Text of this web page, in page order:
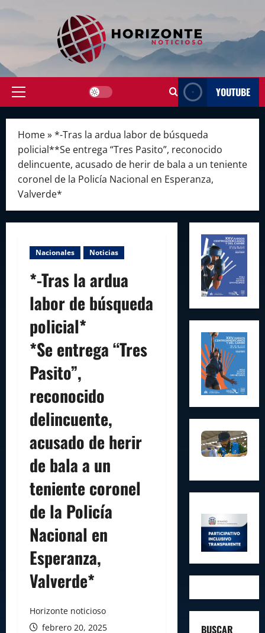
Primary
YOUTUBE
Home»*-Tras la ardua labor de búsqueda
policial**Se entrega “Tres Pasito”, reconocido
delincuente, acusado de herir de bala a un teniente
coronel de la Policía Nacional en Esperanza,
Valverde*
Nacionales Noticias
*-Tras la ardua
labor de búsqueda
policial*
*Se entrega “Tres
Pasito”,
reconocido
delincuente,
acusado de herir
de bala a un
teniente coronel
de la Policía
Nacional en
Esperanza,
Valverde*
Horizonte noticioso
febrero 20, 2025
BUSCAR